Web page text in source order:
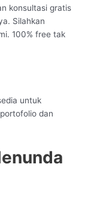
konsultasi gratis
Silahkan
100% free tak
untuk
dan